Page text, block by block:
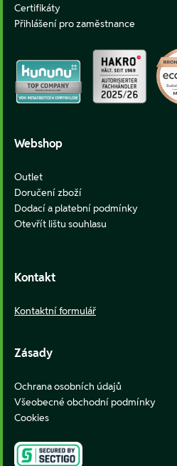
Certifikáty
Přihlášení pro zaměstnance
Webshop
Outlet
Doručení zboží
Dodací a platební podmínky
Otevřít lištu souhlasu
Kontakt
Kontaktní formulář
Zásady
Ochrana osobních údajů
Všeobecné obchodní podmínky
Cookies